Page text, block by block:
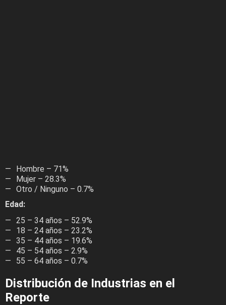
Hombre – 71%
Mujer – 28.3%
Otro / Ninguno – 0.7%
Edad:
25 – 34 años – 52.9%
18 – 24 años – 23.2%
35 – 44 años – 19.6%
45 – 54 años – 2.9%
55 – 64 años – 0.7%
Distribución de Industrias en el
Reporte